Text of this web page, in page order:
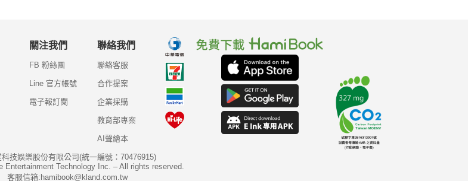
關注我們
FB 粉絲團
Line 官方帳號
電子報訂閱
聯絡我們
聯絡客服
合作提案
企業採購
教育部專案
AI聲繪本
技娛樂股份有限公司(統一編號：70476915)
Entertainment Technology Inc. – All rights reserved.
客服信箱:hamibook@kland.com.tw